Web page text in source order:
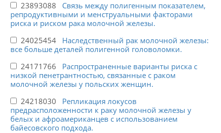
23893088 Связь между полигенным показателем,
репродуктивными и менструальными факторами
риска и риском рака молочной железы.
24025454 Наследственный рак молочной железы:
все больше деталей полигенной головоломки.
24171766 Распространенные варианты риска с
низкой пенетрантностью, связанные с раком
молочной железы у польских женщин.
24218030 Репликация локусов
предрасположенности к раку молочной железы у
белых и афроамериканцев с использованием
байесовского подхода.